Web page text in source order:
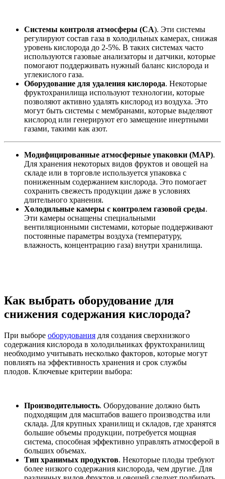
Системы контроля атмосферы (CA). Эти системы
регулируют состав газа в холодильных камерах, снижая
уровень кислорода до 2-5%. В таких системах часто
используются газовые анализаторы и датчики, которые
помогают поддерживать нужный баланс кислорода и
углекислого газа.
Оборудование для удаления кислорода. Некоторые
фруктохранилища используют технологии, которые
позволяют активно удалять кислород из воздуха. Это
могут быть системы с мембранами, которые выделяют
кислород или генерируют его замещение инертными
газами, такими как азот.
Модифицированные атмосферные упаковки (MAP).
Для хранения некоторых видов фруктов и овощей на
складе или в торговле используется упаковка с
пониженным содержанием кислорода. Это помогает
сохранить свежесть продукции даже в условиях
длительного хранения.
Холодильные камеры с контролем газовой среды.
Эти камеры оснащены специальными
вентиляционными системами, которые поддерживают
постоянные параметры воздуха (температуру,
влажность, концентрацию газа) внутри хранилища.
Как выбрать оборудование для
снижения содержания кислорода?
При выборе оборудования для создания сверхнизкого
содержания кислорода в холодильниках фруктохранилищ
необходимо учитывать несколько факторов, которые могут
повлиять на эффективность хранения и срок службы
плодов. Ключевые критерии выбора:
Производительность. Оборудование должно быть
подходящим для масштабов вашего производства или
склада. Для крупных хранилищ и складов, где хранятся
большие объемы продукции, потребуется мощная
система, способная эффективно управлять атмосферой в
больших объемах.
Тип хранимых продуктов. Некоторые плоды требуют
более низкого содержания кислорода, чем другие. Для